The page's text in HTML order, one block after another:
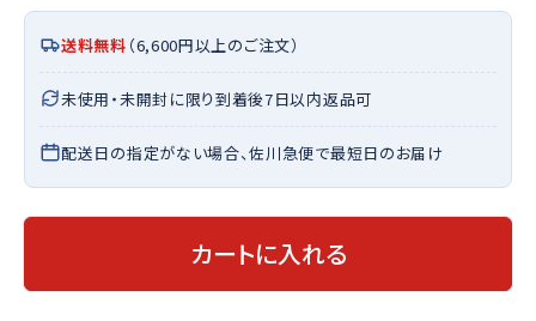
送料無料 （6,600円以上のご注文）
未使用・未開封に限り到着後7日以内返品可
配送日の指定がない場合、佐川急便で最短日のお届け
カートに入れる